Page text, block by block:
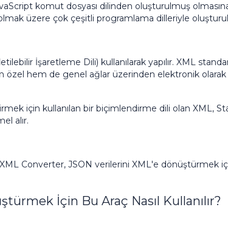
komut dosyası dilinden oluşturulmuş
üzere çok çeşitli programlama dilleriyle
İşaretleme Dili) kullanılarak yapılır. XML
özel hem de genel ağlar üzerinden elektronik
için kullanılan bir biçimlendirme dili olan XML,
alır.
Converter, JSON verilerini XML'e dönüştürmek
İçin Bu Araç Nasıl Kullanılır?